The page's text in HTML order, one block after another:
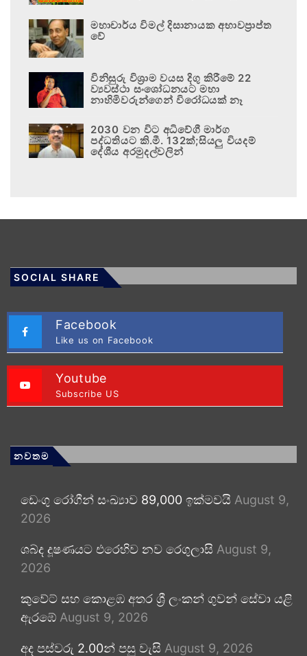
මහාචාර්ය විමල් දිසානායක අභාවප්‍රාප්ත
වේ
විනිසුරු විශ්‍රාම වයස දිගු කිරීමේ 22
ව්‍යවස්ථා සංශෝධනයට මහා
නාහිමිවරුන්ගෙන් විරෝධයක් නෑ
2030 වන විට අධිවේගී මාර්ග
පද්ධතියට කි.මී. 132ක්;සියලු වියදම්
දේශීය අරමුදල්වලින්
SOCIAL SHARE
Facebook
Like us on Facebook
Youtube
Subscribe US
නවතම
ඩෙංගු රෝගීන් සංඛ්‍යාව 89,000 ඉක්මවයි August 9,
2026
ශබ්ද දූෂණයට එරෙහිව නව රෙගුලාසි August 9,
2026
කුවේට් සහ කොළඹ අතර ශ්‍රී ලංකන් ගුවන් සේවා යළි
ඇරඹේ August 9, 2026
අද පස්වරු 2.00න් පසු වැසි August 9, 2026